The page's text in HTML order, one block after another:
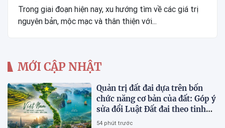
Trong giai đoạn hiện nay, xu hướng tìm về các giá trị
nguyên bản, mộc mạc và thân thiện với...
MỚI CẬP NHẬT
Quản trị đất đai dựa trên bốn
chức năng cơ bản của đất: Góp ý
sửa đổi Luật Đất đai theo tinh
thần Nghị quyết số 21-NQ/TW
54 phút trước